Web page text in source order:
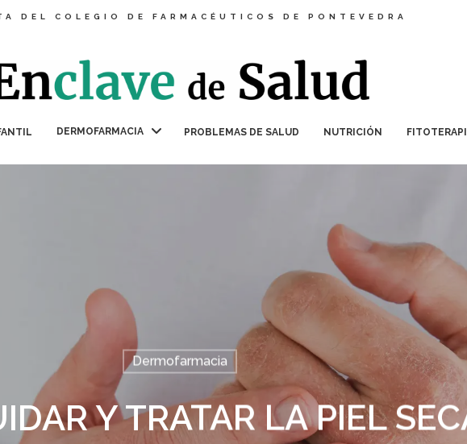
DEL COLEGIO DE FARMACÉUTICOS DE PONTEVEDRA
DERMOFARMACIA PROBLEMAS DE SALUD NUTRICIÓN
Dermofarmacia
Y TRATAR LA PIEL